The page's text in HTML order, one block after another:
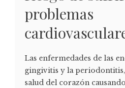
problemas
Las enfermedades de las
gingivitis y la
salud del corazón